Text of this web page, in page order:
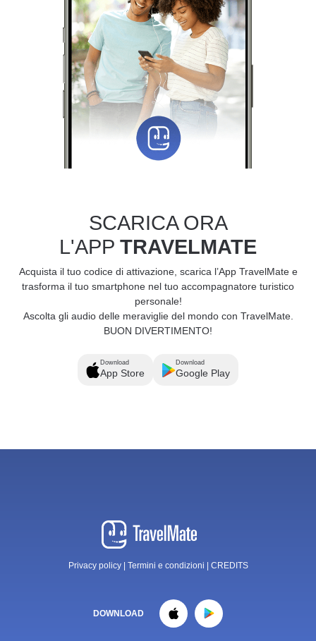
SCARICA ORA
L'APP TRAVELMATE
Acquista il tuo codice di attivazione, scarica l’App TravelMate e
trasforma il tuo smartphone nel tuo accompagnatore turistico
personale!
Ascolta gli audio delle meraviglie del mondo con TravelMate.
BUON DIVERTIMENTO!
Download
App Store
Download
Google Play
Privacy policy| Termini e condizioni CREDITS
DOWNLOAD